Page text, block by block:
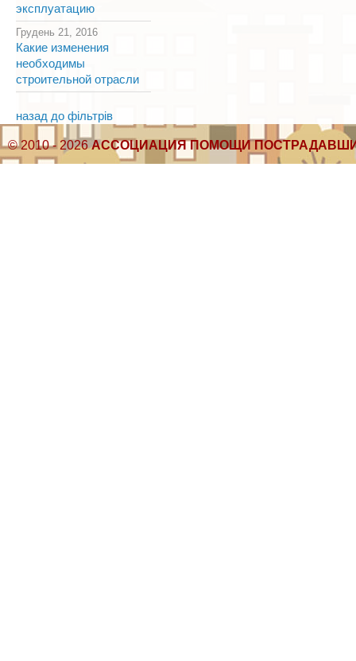
эксплуатацию
Грудень 21, 2016
Какие изменения
необходимы
строительной отрасли
назад до фільтрів
© 2010 - 2026АССОЦИАЦИЯ ПОМОЩИ